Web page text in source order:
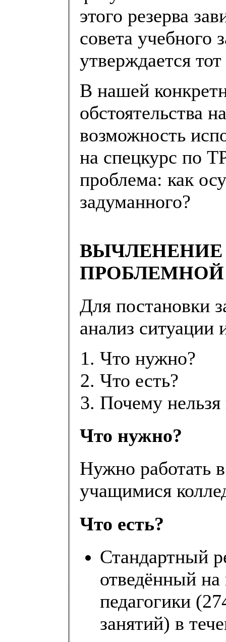
этого резерва
совета учебного
утверждается
В нашей
обстоятельства
возможность
на спецкурс по
проблема: как
задуманного?
ВЫЧЛЕНЕНИЕ
Для постановки
анализ ситуации
Что нужно?
Что есть?
Почему
Что нужно?
Нужно работать
учащимися
Что есть?
Стандартный
отведённый
педагогики
занятий) в